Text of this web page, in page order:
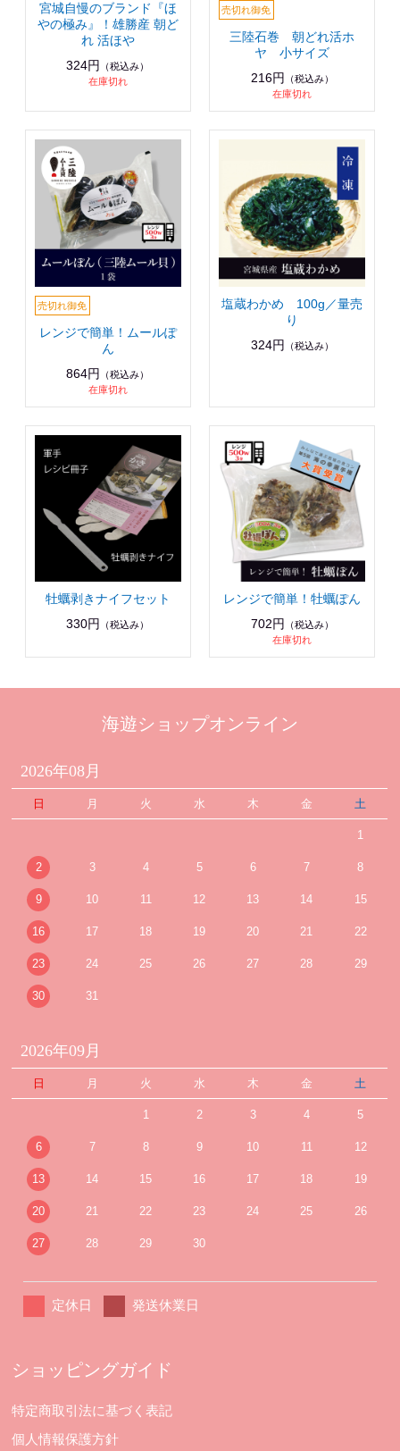
宮城自慢のブランド『ほ
やの極み』！雄勝産 朝ど
れ 活ほや
324円
（税込み）
在庫切れ
三陸石巻 朝どれ活ホ
ヤ 小サイズ
216円
（税込み）
在庫切れ
レンジで簡単！ムールぽ
ん
864円
（税込み）
在庫切れ
塩蔵わかめ 100g／量売
り
324円
（税込み）
牡蠣剥きナイフセット
330円
（税込み）
レンジで簡単！牡蠣ぽん
702円
（税込み）
在庫切れ
海遊ショップオンライン
2026年08月
日 月 火 水 木 金 土
1
2 3 4 5 6 7 8
9 10 11 12 13 14 15
16 17 18 19 20 21 22
23 24 25 26 27 28 29
30 31
2026年09月
日 月 火 水 木 金 土
1 2 3 4 5
6 7 8 9 10 11 12
13 14 15 16 17 18 19
20 21 22 23 24 25 26
27 28 29 30
定休日 発送休業日
ショッピングガイド
特定商取引法に基づく表記
個人情報保護方針